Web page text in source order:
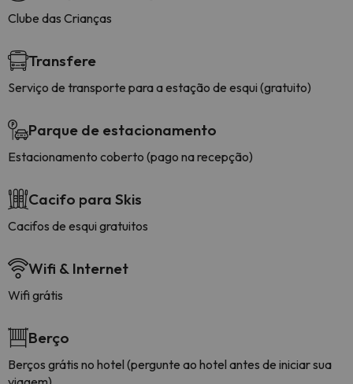
Clube das Crianças
Transfere
Serviço de transporte para a estação de esqui (gratuito)
Parque de estacionamento
Estacionamento coberto (pago na recepção)
Cacifo para Skis
Cacifos de esqui gratuitos
Wifi & Internet
Wifi grátis
Berço
Berços grátis no hotel (pergunte ao hotel antes de iniciar sua